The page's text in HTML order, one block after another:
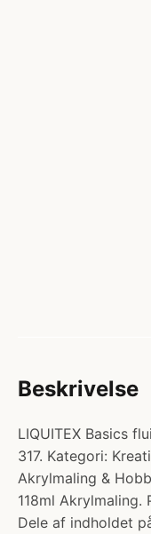
Beskrivelse
LIQUITEX Basics
317. Kategori:
Akrylmaling &
118ml Akrylmaling.
Dele af indholdet